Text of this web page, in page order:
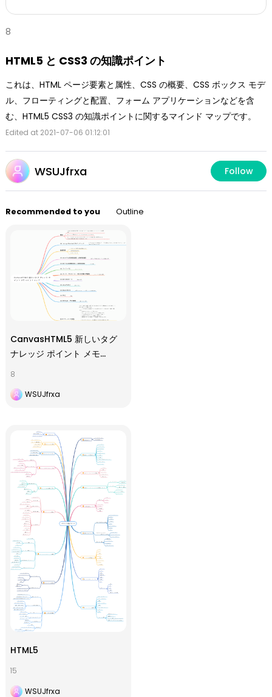
8
HTML5 と CSS3 の知識ポイント
これは、HTML ページ要素と属性、CSS の概要、CSS ボックス モデ
ル、フローティングと配置、フォーム アプリケーションなどを含
む、HTML5 CSS3 の知識ポイントに関するマインド マップです。
Edited at 2021-07-06 01:12:01
WSUJfrxa Follow
Recommended to you Outline
CanvasHTML5 新しいタグ
ナレッジ ポイント メモ
8
WSUJfrxa
HTML5
15
WSUJfrxa